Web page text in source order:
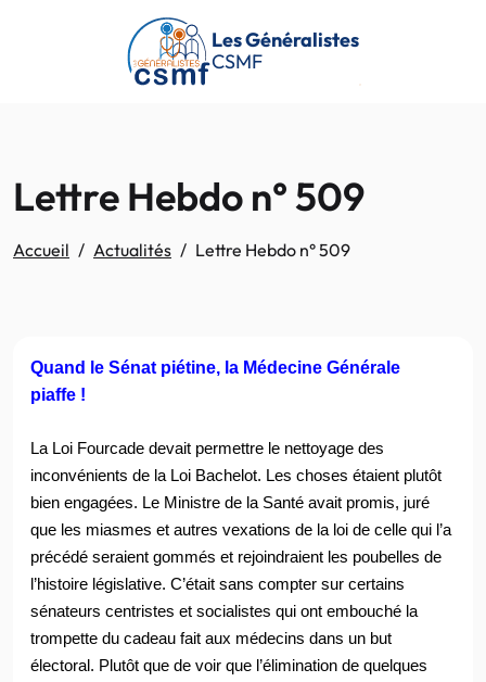
Passer au contenu principal
Les Généralistes
CSMF
Lettre Hebdo n° 509
Accueil Actualités Lettre Hebdo n° 509
Quand le Sénat piétine, la Médecine Générale
piaffe !
La Loi Fourcade devait permettre le nettoyage des
inconvénients de la Loi Bachelot. Les choses étaient plutôt
bien engagées. Le Ministre de la Santé avait promis, juré
que les miasmes et autres vexations de la loi de celle qui l’a
précédé seraient gommés et rejoindraient les poubelles de
l’histoire législative. C’était sans compter sur certains
sénateurs centristes et socialistes qui ont embouché la
trompette du cadeau fait aux médecins dans un but
électoral. Plutôt que de voir que l’élimination de quelques